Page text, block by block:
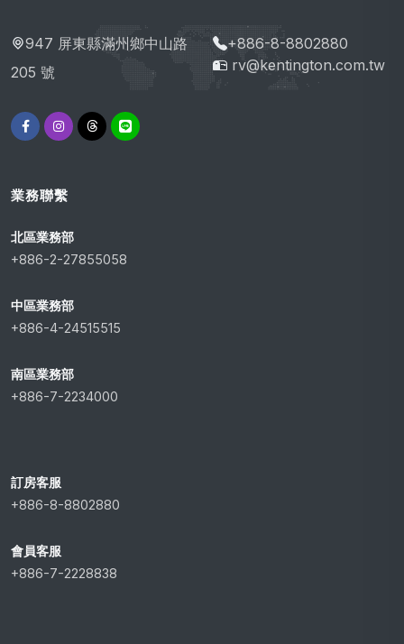
947 屏東縣滿州鄉中山路
205 號
+886-8-8802880
rv@kentington.com.tw
業務聯繫
北區業務部
+886-2-27855058
中區業務部
+886-4-24515515
南區業務部
+886-7-2234000
訂房客服
+886-8-8802880
會員客服
+886-7-2228838